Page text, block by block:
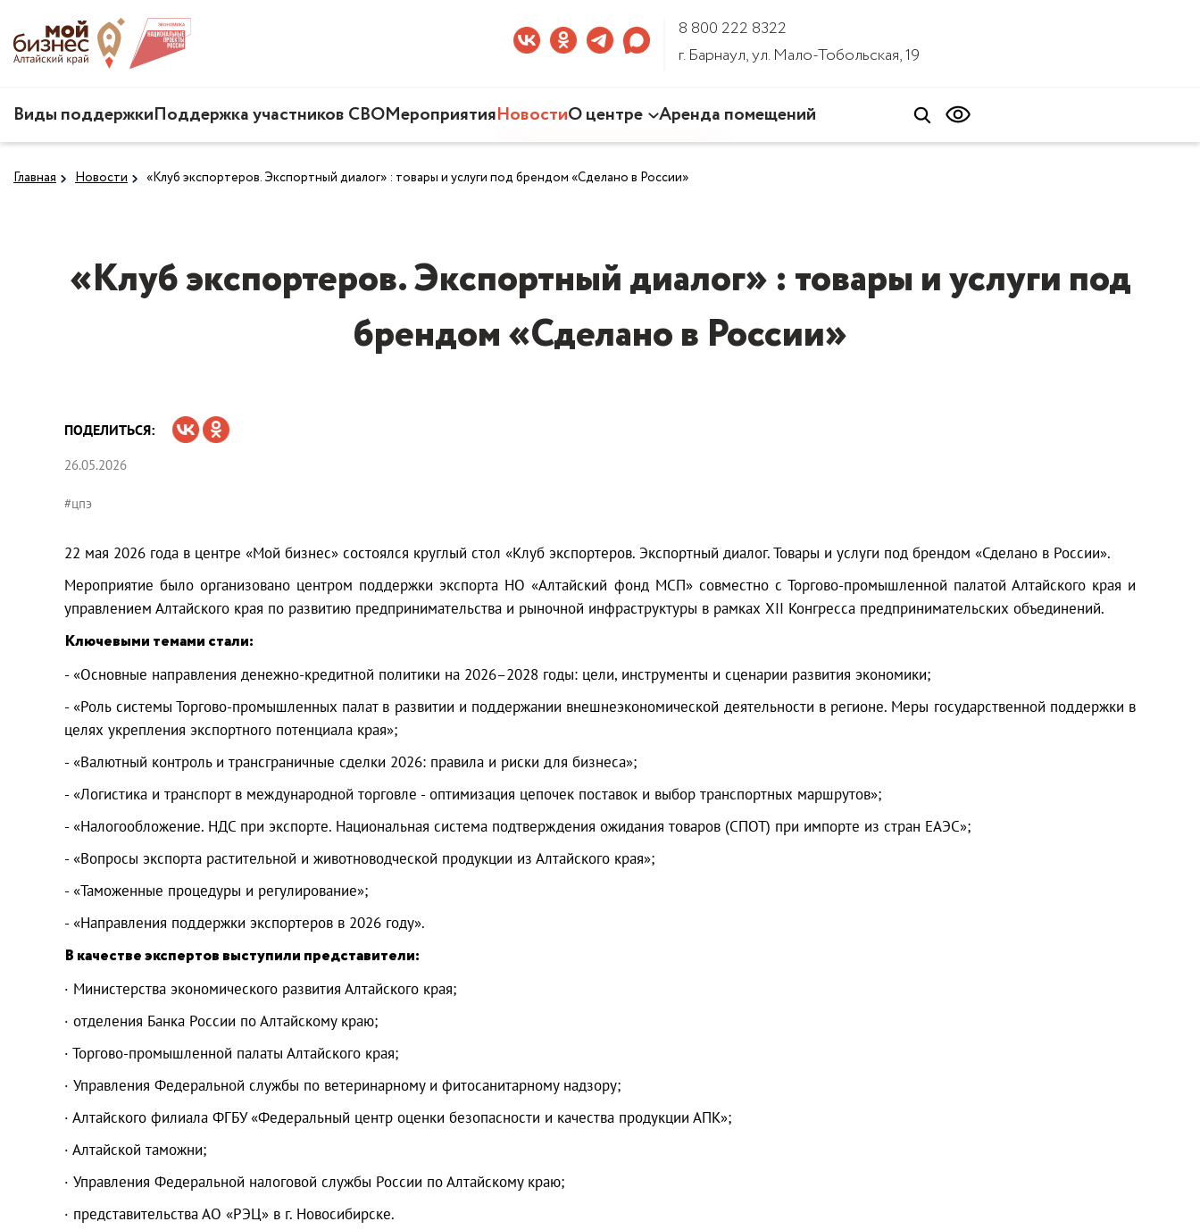
8 800 222 8322
г. Барнаул, ул. Мало-Тобольская, 19
Виды поддержкиПоддержка участников СВОМероприятияНовостиО центре
Команда Центра
3D-тур по Центру
Аренда помещений
Главная Новости «Клуб экспортеров. Экспортный диалог» : товары и услуги под брендом «Сделано в России»
«Клуб экспортеров. Экспортный диалог» : товары и услуги под
брендом «Сделано в России»
ПОДЕЛИТЬСЯ:
26.05.2026
#цпэ
22 мая 2026 года в центре «Мой бизнес» состоялся круглый стол «Клуб экспортеров. Экспортный диалог. Товары и услуги под брендом «Сделано в России».
Мероприятие было организовано центром поддержки экспорта НО «Алтайский фонд МСП» совместно с Торгово-промышленной палатой Алтайского края и
управлением Алтайского края по развитию предпринимательства и рыночной инфраструктуры в рамках XII Конгресса предпринимательских объединений.
Ключевыми темами стали:
- «Основные направления денежно-кредитной политики на 2026–2028 годы: цели, инструменты и сценарии развития экономики;
- «Роль системы Торгово-промышленных палат в развитии и поддержании внешнеэкономической деятельности в регионе. Меры государственной поддержки в
целях укрепления экспортного потенциала края»;
- «Валютный контроль и трансграничные сделки 2026: правила и риски для бизнеса»;
- «Логистика и транспорт в международной торговле - оптимизация цепочек поставок и выбор транспортных маршрутов»;
- «Налогообложение. НДС при экспорте. Национальная система подтверждения ожидания товаров (СПОТ) при импорте из стран ЕАЭС»;
- «Вопросы экспорта растительной и животноводческой продукции из Алтайского края»;
- «Таможенные процедуры и регулирование»;
- «Направления поддержки экспортеров в 2026 году».
В качестве экспертов выступили представители:
· Министерства экономического развития Алтайского края;
· отделения Банка России по Алтайскому краю;
· Торгово-промышленной палаты Алтайского края;
· Управления Федеральной службы по ветеринарному и фитосанитарному надзору;
· Алтайского филиала ФГБУ «Федеральный центр оценки безопасности и качества продукции АПК»;
· Алтайской таможни;
· Управления Федеральной налоговой службы России по Алтайскому краю;
· представительства АО «РЭЦ» в г. Новосибирске.